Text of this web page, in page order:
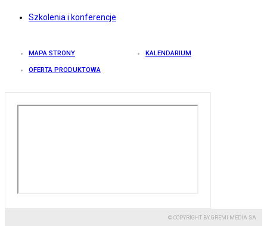
Szkolenia i konferencje
MAPA STRONY KALENDARIUM
OFERTA PRODUKTOWA
© COPYRIGHT BY GREMI MEDIA SA